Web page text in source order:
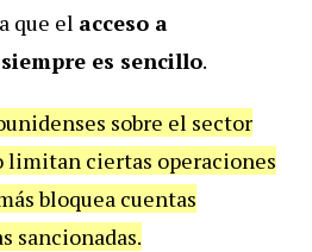
que el acceso a
es sencillo.
sobre el sector
limitan ciertas operaciones
bloquea cuentas
sancionadas.